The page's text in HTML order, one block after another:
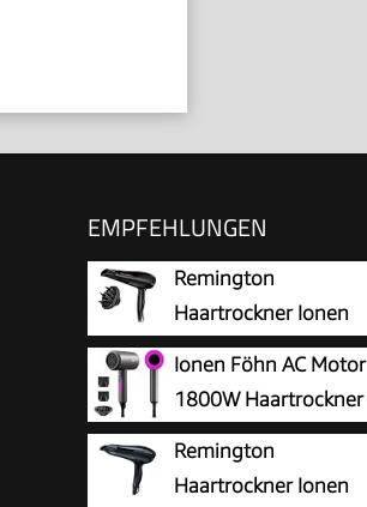
EMPFEHLUNGEN
Remington
Haartrockner Ionen
[leicht, Diffusor &
Stylingdüse] schwarz (2200W,
Keramik-Ionen: schonendes
Styling & gleichmäßige
Wärmeverteilung, 3 Heiz- & 2
Ionen Föhn AC Motor
1800W Haartrockner
slopehill
Schnelltrocknen Hair Dryer
Remington
Haartrockner Ionen